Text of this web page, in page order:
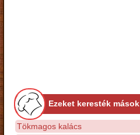
Ezeket keresték mások
Tökmagos kalács